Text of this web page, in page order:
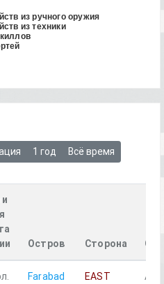
из ручного оружия
из техники
1 год Всё время
Остров Сторона
Farabad EAST